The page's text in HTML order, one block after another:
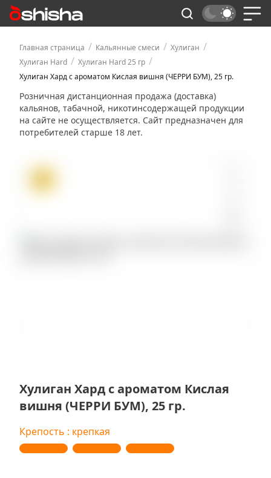
Главная страница / Кальянные смеси / Хулиган /
Хулиган Hard / Хулиган Hard 25 гр /
Хулиган Хард с ароматом Кислая вишня (ЧЕРРИ БУМ), 25 гр.
Розничная дистанционная продажа (доставка)
кальянов, табачной, никотинсодержащей продукции
на сайте не осуществляется. Сайт предназначен для
потребителей старше 18 лет.
Хулиган Хард с ароматом Кислая
вишня (ЧЕРРИ БУМ), 25 гр.
Крепость : крепкая